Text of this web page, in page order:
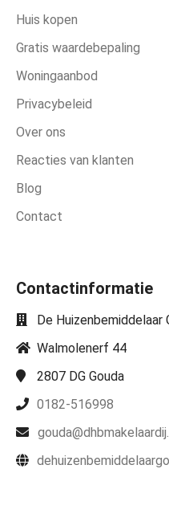
Huis kopen
Gratis waardebepaling
Woningaanbod
Privacybeleid
Over ons
Reacties van klanten
Blog
Contact
Contactinformatie
De Huizenbemiddelaar
Walmolenerf 44
2807 DG Gouda
0182-516998